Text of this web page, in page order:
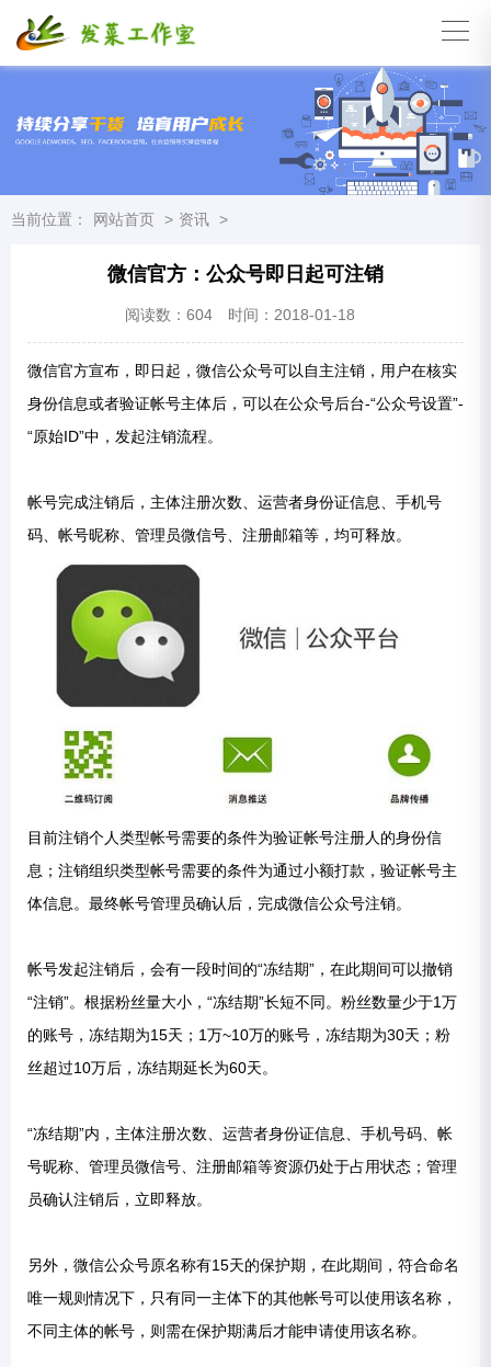
当前位置： 网站首页 > 资讯 >
微信官方：公众号即日起可注销
阅读数： 604 时间：2018-01-18
微信官方宣布，即日起，微信公众号可以自主注销，用户在核实
身份信息或者验证帐号主体后，可以在公众号后台-“公众号设置”-
“原始ID”中，发起注销流程。
帐号完成注销后，主体注册次数、运营者身份证信息、手机号
码、帐号昵称、管理员微信号、注册邮箱等，均可释放。
目前注销个人类型帐号需要的条件为验证帐号注册人的身份信
息；注销组织类型帐号需要的条件为通过小额打款，验证帐号主
体信息。最终帐号管理员确认后，完成微信公众号注销。
帐号发起注销后，会有一段时间的“冻结期”，在此期间可以撤销
“注销”。根据粉丝量大小，“冻结期”长短不同。粉丝数量少于1万
的账号，冻结期为15天；1万~10万的账号，冻结期为30天；粉
丝超过10万后，冻结期延长为60天。
“冻结期”内，主体注册次数、运营者身份证信息、手机号码、帐
号昵称、管理员微信号、注册邮箱等资源仍处于占用状态；管理
员确认注销后，立即释放。
另外，微信公众号原名称有15天的保护期，在此期间，符合命名
唯一规则情况下，只有同一主体下的其他帐号可以使用该名称，
不同主体的帐号，则需在保护期满后才能申请使用该名称。